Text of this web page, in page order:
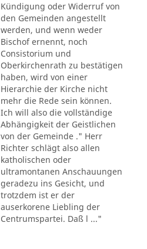
Kündigung oder Widerruf von
den Gemeinden angestellt
werden, und wenn weder
Bischof ernennt, noch
Consistorium und
Oberkirchenrath zu bestätigen
haben, wird von einer
Hierarchie der Kirche nicht
mehr die Rede sein können.
Ich will also die vollständige
Abhängigkeit der Geistlichen
von der Gemeinde ." Herr
Richter schlägt also allen
katholischen oder
ultramontanen Anschauungen
geradezu ins Gesicht, und
trotzdem ist er der
auserkorene Liebling der
Centrumspartei. Daß l ..."